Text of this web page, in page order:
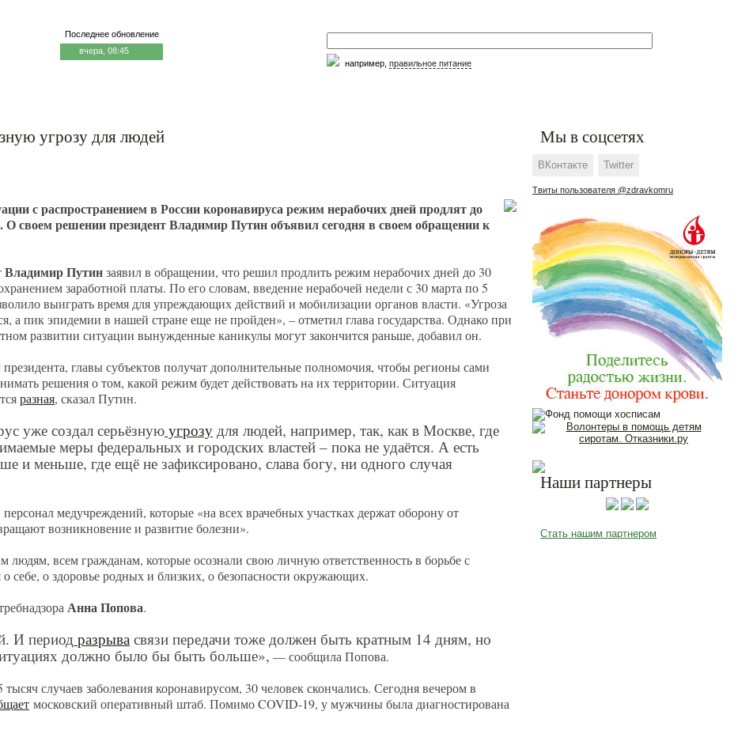
например, правильное питание
Последнее обновление
вчера, 08:45
Мы в соцсетях
ВКонтакте Twitter
Твиты пользователя @zdravkomru
Наши партнеры
Стать нашим партнером
угрозу для людей
с распространением в России коронавируса режим нерабочих дней продлят до
О своем решении президент Владимир Путин объявил сегодня в своем обращении к
Владимир Путинзаявил в обращении, что решил продлить режим нерабочих дней до 30
заработной платы. По его словам, введение нерабочей недели с 30 марта по 5
выиграть время для упреждающих действий и мобилизации органов власти. «Угроза
а пик эпидемии в нашей стране еще не пройден», – отметил глава государства. Однако при
развитии ситуации вынужденные каникулы могут закончится раньше, добавил он.
главы субъектов получат дополнительные полномочия, чтобы регионы сами
решения о том, какой режим будет действовать на их территории. Ситуация
разная, сказал Путин.
уже создал серьёзную угрозу для людей, например, так, как в Москве, где
меры федеральных и городских властей – пока не удаётся. А есть
и меньше, где ещё не зафиксировано, слава богу, ни одного случая
медучреждений, которые «на всех врачебных участках держат оборону от
возникновение и развитие болезни».
всем гражданам, которые осознали свою личную ответственность в борьбе с
себе, о здоровье родных и близких, о безопасности окружающих.
Анна Попова.
И период разрыва связи передачи тоже должен быть кратным 14 дням, но
должно было бы быть больше», — сообщила Попова.
случаев заболевания коронавирусом, 30 человек скончались. Сегодня вечером в
московский оперативный штаб. Помимо COVID-19, у мужчины была диагностирована